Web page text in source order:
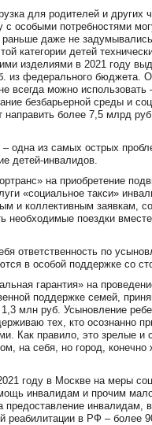
для родителей и других
с особыми потребностями
даже не
категории детей
изделиями в 2021 году
из федерального бюджета.
всегда можно
безбарьерной среды и
направить более 7,5 млрд
одна из самых острых
детей-инвалидов.
на приобретение
«социальное такси»
и коллективным заявкам,
необходимые поездки
ответственность по
в особой поддержке со
гарантия» на
поддержке семей,
млн руб. Усыновление
тех, кто осознанно
Как правило, это зрелые и
на себя, но город, конечно
году в Москве на меры
инвалидам и прочим
инвалидам,
реабилитации в РФ – более